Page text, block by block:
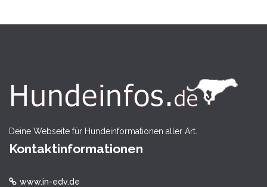
Deine Webseite für Hundeinformationen aller Art.
Kontaktinformationen
www.in-edv.de